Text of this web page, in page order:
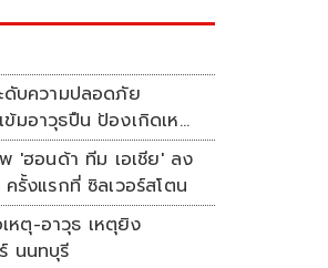
ดับความปลอดภัย
ข้มอาวุธปืน ป้องเกิดเหตุ
'ฮอนด้า ทีม เอเชีย' ลง
รั้งแรกที่ ซิลเวอร์สโตน
หตุ-อาวุธ เหตุยิง
นนทบุรี